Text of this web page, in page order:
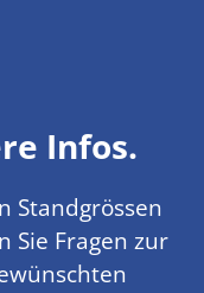
Infos.
Standgrössen
Sie Fragen zur